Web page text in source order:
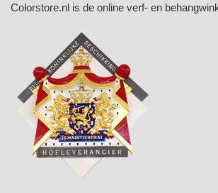
Colorstore.nl is de online verf- en